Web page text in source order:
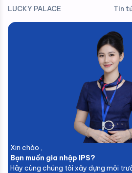
LUCKY PALACE
Tin
Xin chào ,
Bạn muốn gia nhập IPS?
Hãy cùng chúng tôi xây dựng môi